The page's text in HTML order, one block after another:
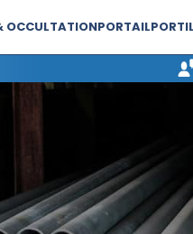
OCCULTATIONPORTAIL